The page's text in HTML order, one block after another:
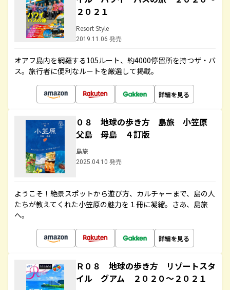
２０２１
Resort Style
2019.11.06 発売
オアフ島内を網羅する105ルート、約4000停留所を持つザ・バ
ス。旅行者に便利なルートを厳選して掲載。
詳細を見る
０８ 地球の歩き方 島旅 小笠原
父島 母島 ４訂版
島旅
2025.04.10 発売
ようこそ！絶景スポットから遊び方、カルチャーまで、島の人
たちが教えてくれた小笠原の魅力を１冊に凝縮。さあ、島旅
へ。
詳細を見る
Ｒ０８ 地球の歩き方 リゾートスタ
イル グアム ２０２０～２０２１